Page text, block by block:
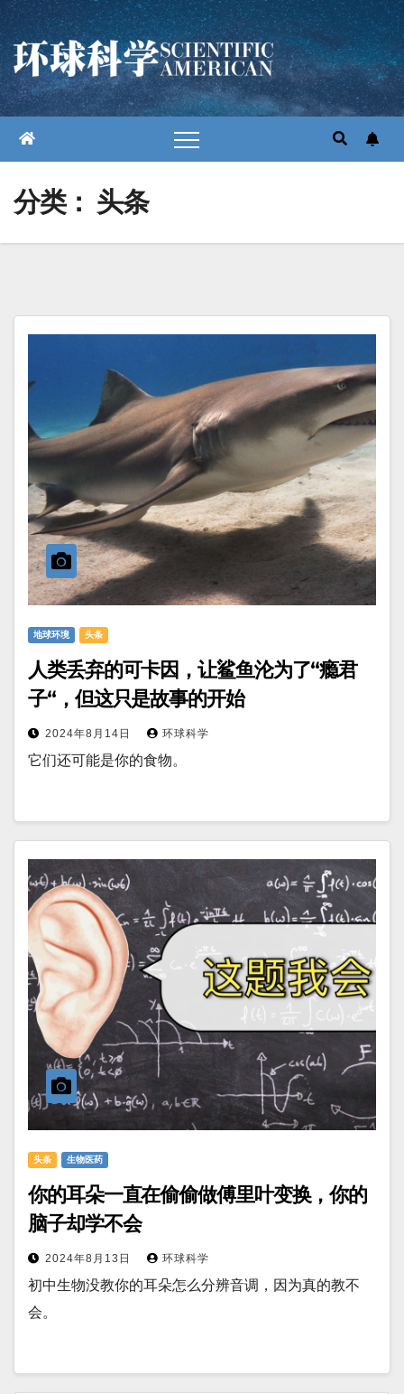
跳
至
内
容
分类： 头条
地球环境 头条
人类丢弃的可卡因，让鲨鱼沦为了“瘾君
子“，但这只是故事的开始
2024年8月14日 环球科学
它们还可能是你的食物。
头条 生物医药
你的耳朵一直在偷偷做傅里叶变换，你的
脑子却学不会
2024年8月13日 环球科学
初中生物没教你的耳朵怎么分辨音调，因为真的教不
会。